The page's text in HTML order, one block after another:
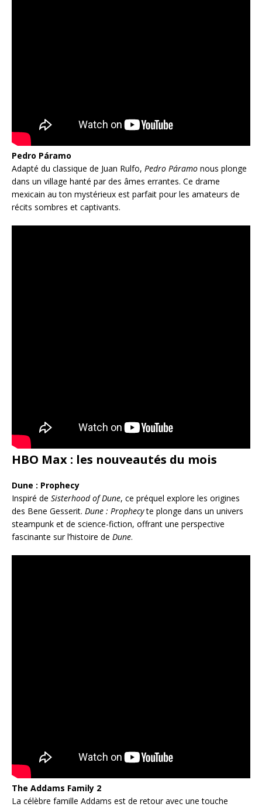
Pedro Páramo
Adapté du classique de Juan Rulfo, Pedro Páramo nous plonge
dans un village hanté par des âmes errantes. Ce drame
mexicain au ton mystérieux est parfait pour les amateurs de
récits sombres et captivants.
HBO Max : les nouveautés du mois
Dune : Prophecy
Inspiré de Sisterhood of Dune, ce préquel explore les origines
des Bene Gesserit. Dune : Prophecyte plonge dans un univers
steampunk et de science-fiction, offrant une perspective
fascinante sur l’histoire de Dune.
The Addams Family 2
La célèbre famille Addams est de retour avec une touche